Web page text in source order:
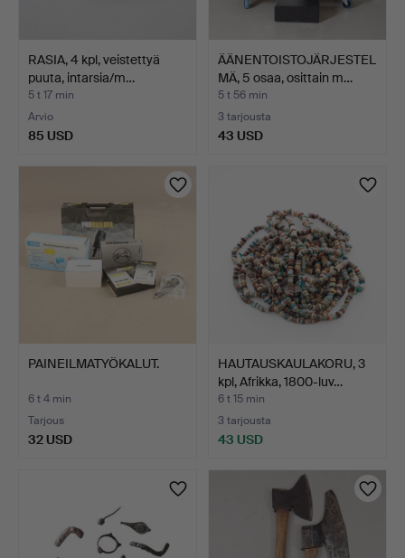
RASIA, 4 kpl, veistettyä
puuta, intarsia/m…
5 t 17 min
Arvio
85 USD
ÄÄNENTOISTOJÄRJESTEL
MÄ, 5 osaa, osittain m…
5 t 56 min
3 tarjousta
43 USD
PAINEILMATYÖKALUT.
6 t 4 min
Tarjous
32 USD
HAUTAUSKAULAKORU, 3
kpl, Afrikka, 1800-luv…
6 t 15 min
3 tarjousta
43 USD